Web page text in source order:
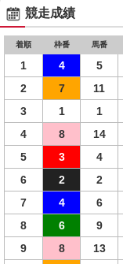
競走成績
着順 枠番 馬番
1 4 5
2
7 11
3
1 1
4
8 14
5
3 4
6
2 2
7
4 6
8
6 9
9
8 13